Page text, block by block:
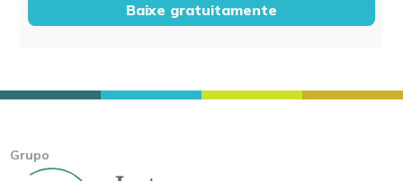
Baixe gratuitamente
Grupo